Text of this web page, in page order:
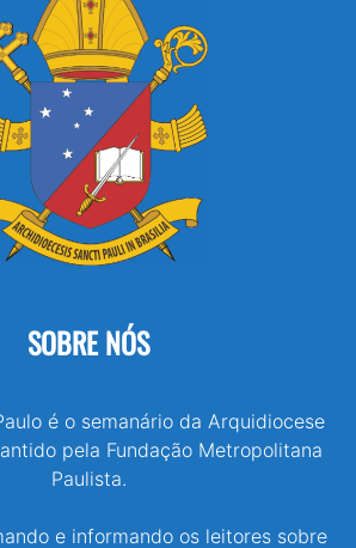
SOBRE NÓS
é o semanário da Arquidiocese
pela Fundação Metropolitana
Paulista.
e informando os leitores sobre